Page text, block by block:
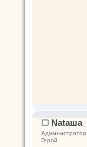
Nataшa
Администратор
Герой